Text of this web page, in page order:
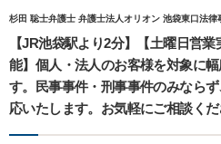
杉田 聡士弁護士 弁護士法人オリオン 池袋東口法律
【JR池袋駅より2分】【土曜日営
能】個人・法人のお客様を対象に
す。民事事件・刑事事件のみなら
応いたします。お気軽にご相談くだ